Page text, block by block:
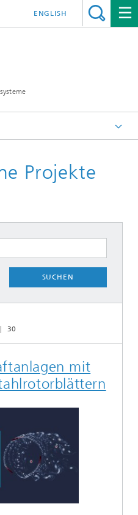
ENGLISH
Projekte
SUCHEN
30
mit